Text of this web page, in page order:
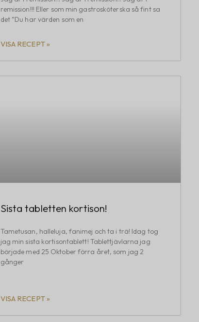
remission!!! Eller som min gastrosköterska så fint sa
det ”Du har värden som en
VISA RECEPT »
Sista tabletten kortison!
Tametusan, halleluja, fanimej och ta i trä! Idag tog
jag min sista kortisontablett! Tablettjävlarna jag
började med 25 Oktober förra året, som jag 2
gånger
VISA RECEPT »